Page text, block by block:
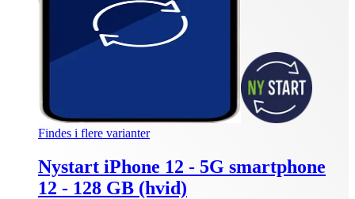
Findes i flere varianter
Nystart iPhone 12 - 5G smartphone
12 - 128 GB (hvid)